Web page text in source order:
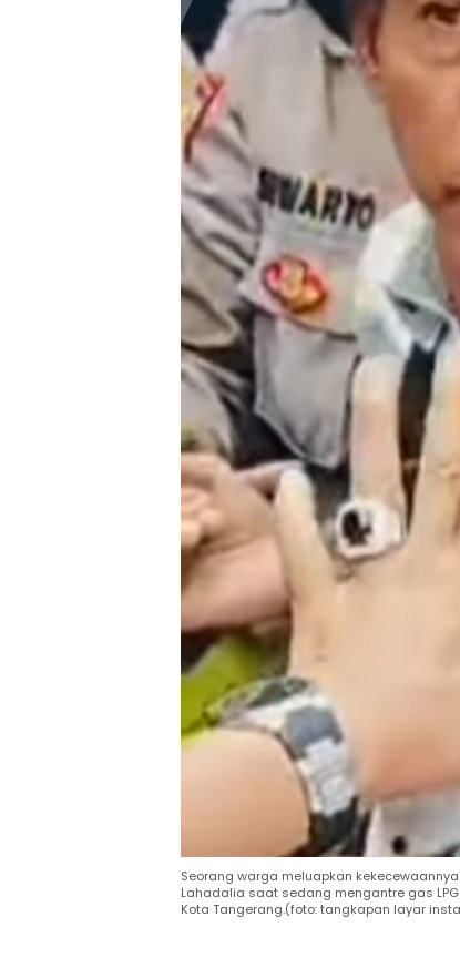
Seorang warga meluapkan
Lahadalia saat sedang mengantre gas
Kota Tangerang.(foto: tangkapan layar